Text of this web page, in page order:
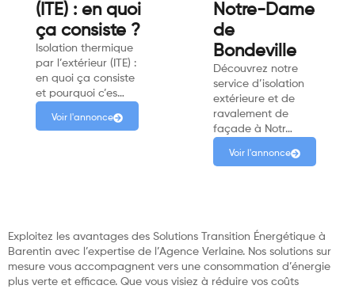
(ITE) : en quoi
ça consiste ?
Isolation thermique
par l’extérieur (ITE) :
en quoi ça consiste
et pourquoi c’es…
Voir l'annonce
Notre-Dame
de
Bondeville
Découvrez notre
service d’isolation
extérieure et de
ravalement de
façade à Notr…
Voir l'annonce
Exploitez les avantages des Solutions Transition Énergétique à
Barentin avec l’expertise de l’Agence Verlaine. Nos solutions sur
mesure vous accompagnent vers une consommation d’énergie
plus verte et efficace. Que vous visiez à réduire vos coûts